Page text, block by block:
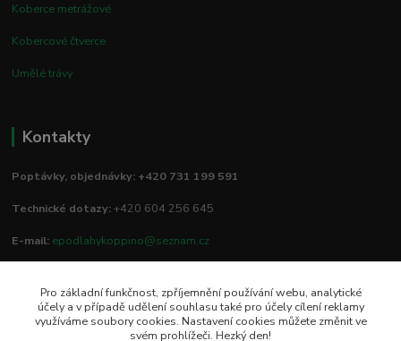
Koberce metrážové
Kobercové čtverce
Umělé trávy
Kontakty
Poptávky, objednávky: +420 731 199 591
Technické dotazy:+420 604 256 645
E-mail: epodlahykoppino@seznam.cz
Prodejna/vzorkovna:
Studio Podlah
Pro základní funkčnost, zpříjemnění používání webu, analytické
účely a v případě udělení souhlasu také pro účely cílení reklamy
využíváme soubory cookies. Nastavení cookies můžete změnit ve
svém prohlížeči. Hezký den!